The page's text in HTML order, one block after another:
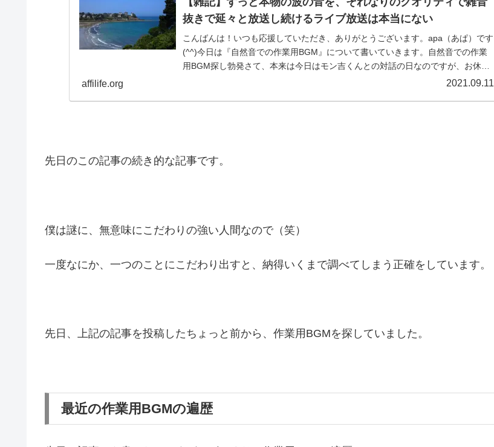
抜きで延々と放送し続けるライブ放送は本当にない
こんばんは！いつも応援していただき、ありがとうございます。apa（あぱ）です
(^^)今日は『自然音での作業用BGM』について書いていきます。自然音での作業
用BGM探し勃発さて、本来は今日はモン吉くんとの対話の日なのですが、お休
affilife.org 2021.09.11
先日のこの記事の続き的な記事です。
僕は謎に、無意味にこだわりの強い人間なので（笑）
一度なにか、一つのことにこだわり出すと、納得いくまで調べてしまう正確をしています。
先日、上記の記事を投稿したちょっと前から、作業用BGMを探していました。
最近の作業用BGMの遍歴